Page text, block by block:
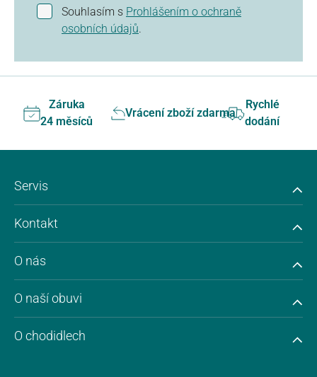
Souhlasím s Prohlášením o ochraně
osobních údajů.
Záruka
24 měsíců
Vrácení zboží zdarma
Rychlé
dodání
Servis
Kontakt
O nás
O naší obuvi
O chodidlech